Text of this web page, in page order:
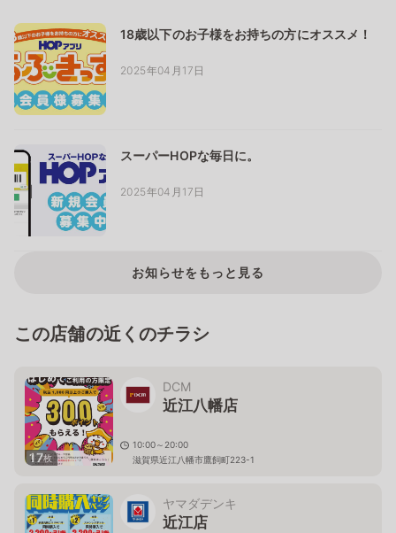
18歳以下のお子様をお持ちの方にオススメ！
2025年04月17日
スーパーHOPな毎日に。
2025年04月17日
お知らせをもっと見る
この店舗の近くのチラシ
17枚
DCM
近江八幡店
10:00～20:00
滋賀県近江八幡市鷹飼町223-1
ヤマダデンキ
近江店